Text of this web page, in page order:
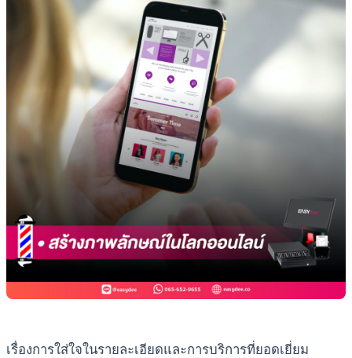
เรื่องการใส่ใจในรายละเอียดและการบริการที่ยอดเยี่ยม